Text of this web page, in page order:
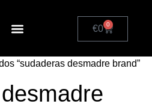
€0 0
“sudaderas desmadre brand”